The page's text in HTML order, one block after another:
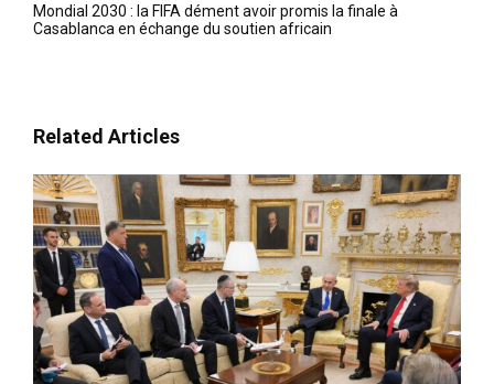
Mondial 2030 : la FIFA dément avoir promis la finale à
Casablanca en échange du soutien africain
Related Articles